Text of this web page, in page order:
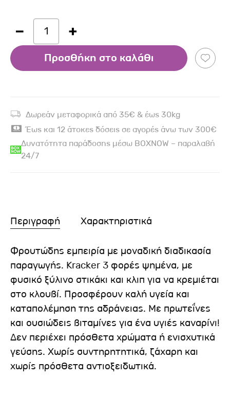
1
Προσθήκη στο καλάθι
Δωρεάν μεταφορικά από 35€ & έως 30kg
Έως και 12 άτοκες δόσεις σε αγορές άνω των 300€
Δυνατότητα παράδοσης μέσω BOXNOW – παραλαβή
24/7
Περιγραφή Χαρακτηριστικά
Φρουτώδης εμπειρία με μοναδική διαδικασία
παραγωγής. Kracker 3 φορές ψημένα, με
φυσικό ξύλινο στικάκι και κλιπ για να κρεμιέται
στο κλουβί. Προσφέρουν καλή υγεία και
καταπολέμηση της αδράνειας. Με πρωτεΐνες
και ουσιώδεις βιταμίνες για ένα υγιές καναρίνι!
Δεν περιέχει πρόσθετα χρώματα ή ενισχυτικά
γεύσης. Χωρίς συντηρητητικά, ζάχαρη και
χωρίς πρόσθετα αντιοξειδωτικά.